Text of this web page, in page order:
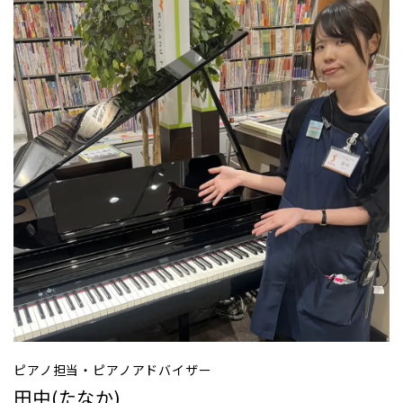
ピアノ担当・ピアノアドバイザー
田中(たなか)